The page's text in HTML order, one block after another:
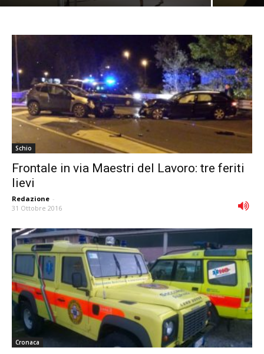
Schio
Frontale in via Maestri del Lavoro: tre feriti
lievi
Redazione -
31 Ottobre 2016
Cronaca